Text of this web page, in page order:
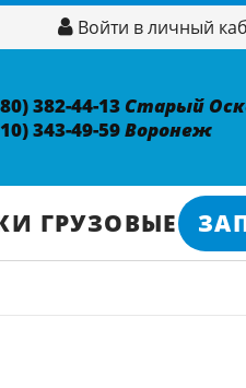
Войти в личный
382-44-13 Старый
343-49-59Воронеж
ГРУЗОВЫЕ